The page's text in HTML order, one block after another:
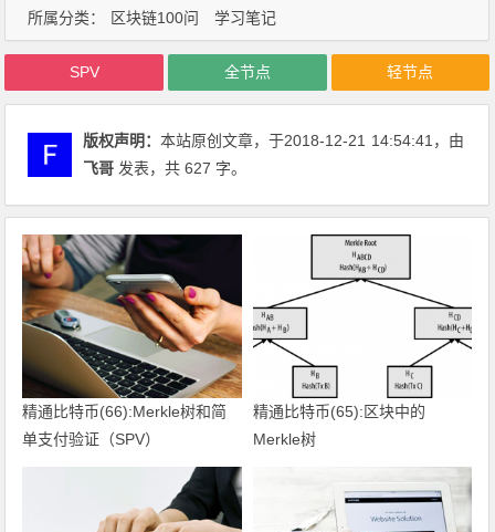
所属分类： 区块链100问 学习笔记
SPV 全节点 轻节点
版权声明：本站原创文章，于2018-12-21 14:54:41 ，由
飞哥 发表，共 627 字。
精通比特币(66):Merkle树和简
单支付验证（SPV）
精通比特币(65):区块中的
Merkle树